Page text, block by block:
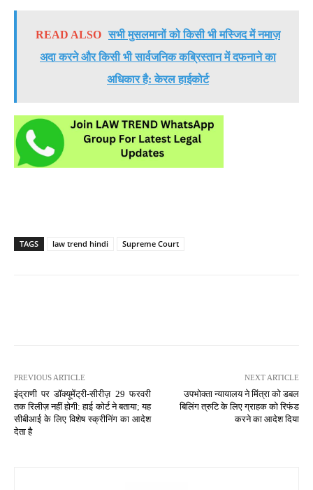
READ ALSO सभी मुसलमानों को किसी भी मस्जिद में नमाज़
अदा करने और किसी भी सार्वजनिक कब्रिस्तान में दफनाने का
अधिकार है: केरल हाईकोर्ट
TAGS law trend hindi Supreme Court
PREVIOUS ARTICLE
इंद्राणी पर डॉक्यूमेंट्री-सीरीज़ 29 फरवरी
तक रिलीज़ नहीं होगी: हाई कोर्ट ने बताया; यह
सीबीआई के लिए विशेष स्क्रीनिंग का आदेश
देता है
NEXT ARTICLE
उपभोक्ता न्यायालय ने मिंत्रा को डबल
बिलिंग त्रुटि के लिए ग्राहक को रिफंड
करने का आदेश दिया